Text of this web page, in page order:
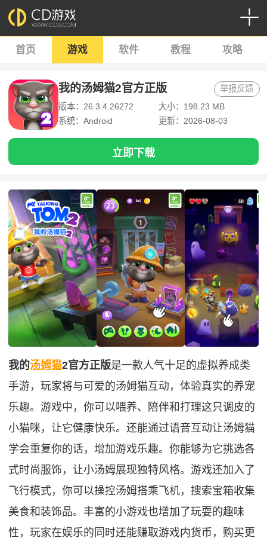
首页 游戏 软件 教程 攻略
我的汤姆猫2官方正版
版本：26.3.4.26272
大小：198.23 MB
系统：Android
更新：2026-08-03
举报反馈
立即下载
我的汤姆猫2官方正版是一款人气十足的虚拟养成类
手游，玩家将与可爱的汤姆猫互动，体验真实的养宠
乐趣。游戏中，你可以喂养、陪伴和打理这只调皮的
小猫咪，让它健康快乐。还能通过语音互动让汤姆猫
学会重复你的话，增加游戏乐趣。你能够为它挑选各
式时尚服饰，让小汤姆展现独特风格。游戏还加入了
飞行模式，你可以操控汤姆搭乘飞机，搜索宝箱收集
美食和装饰品。丰富的小游戏也增加了玩耍的趣味
性，玩家在娱乐的同时还能赚取游戏内货币，购买更